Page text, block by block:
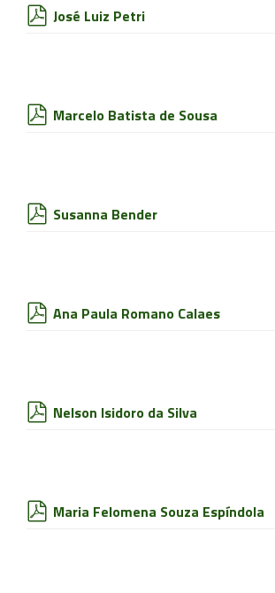
José Luiz Petri
Marcelo Batista de Sousa
Susanna Bender
Ana Paula Romano Calaes
Nelson Isidoro da Silva
Maria Felomena Souza Espíndola